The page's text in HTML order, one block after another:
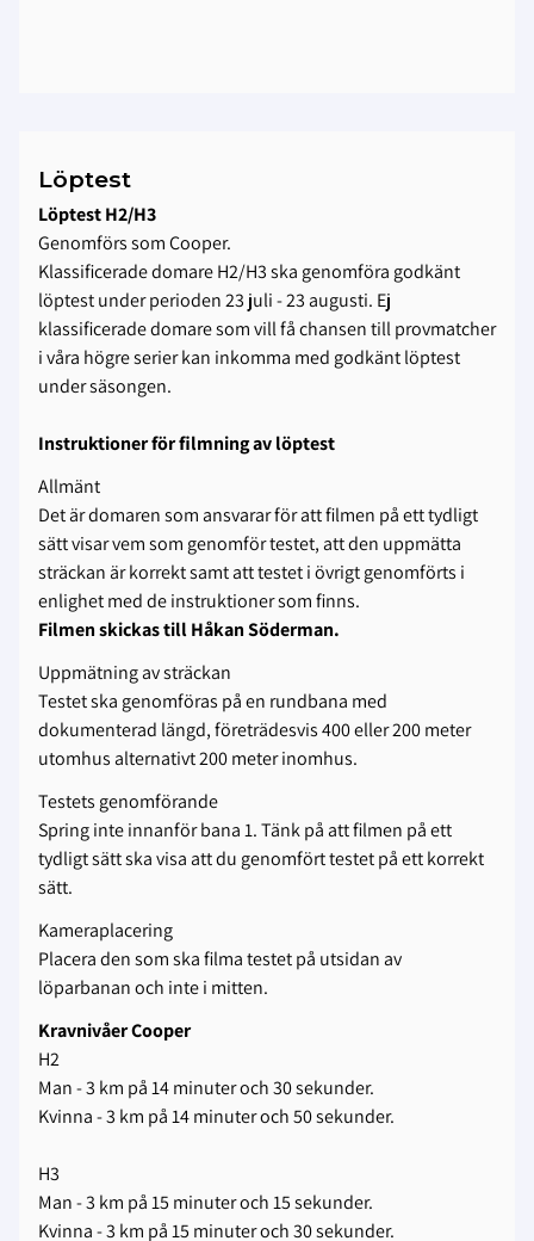
Löptest
Löptest H2/H3
Genomförs som Cooper.
Klassificerade domare H2/H3 ska genomföra godkänt
löptest under perioden 23 juli - 23 augusti. Ej
klassificerade domare som vill få chansen till provmatcher
i våra högre serier kan inkomma med godkänt löptest
under säsongen.
Instruktioner för filmning av löptest
Allmänt
Det är domaren som ansvarar för att filmen på ett tydligt
sätt visar vem som genomför testet, att den uppmätta
sträckan är korrekt samt att testet i övrigt genomförts i
enlighet med de instruktioner som finns.
Filmen skickas till Håkan Söderman.
Uppmätning av sträckan
Testet ska genomföras på en rundbana med
dokumenterad längd, företrädesvis 400 eller 200 meter
utomhus alternativt 200 meter inomhus.
Testets genomförande
Spring inte innanför bana 1. Tänk på att filmen på ett
tydligt sätt ska visa att du genomfört testet på ett korrekt
sätt.
Kameraplacering
Placera den som ska filma testet på utsidan av
löparbanan och inte i mitten.
Kravnivåer Cooper
H2
Man - 3 km på 14 minuter och 30 sekunder.
Kvinna - 3 km på 14 minuter och 50 sekunder.
H3
Man - 3 km på 15 minuter och 15 sekunder.
Kvinna - 3 km på 15 minuter och 30 sekunder.